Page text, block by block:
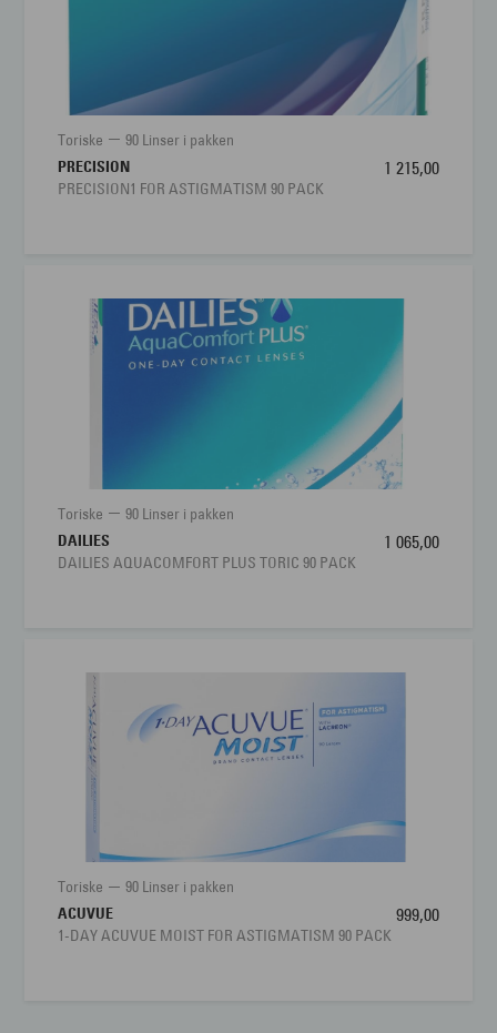
Toriske
90 Linser i pakken
PRECISION
PRECISION1 FOR ASTIGMATISM 90 PACK
1 215,00
Toriske
90 Linser i pakken
DAILIES
DAILIES AQUACOMFORT PLUS TORIC 90 PACK
1 065,00
Toriske
90 Linser i pakken
ACUVUE
1-DAY ACUVUE MOIST FOR ASTIGMATISM 90 PACK
999,00